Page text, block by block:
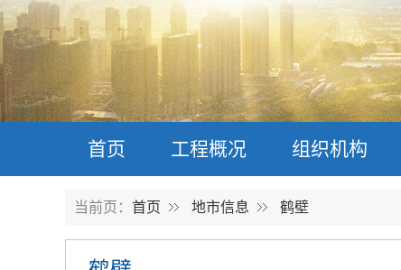
首页 工程概况 组织机构
当前页： 首页 地市信息 鹤壁